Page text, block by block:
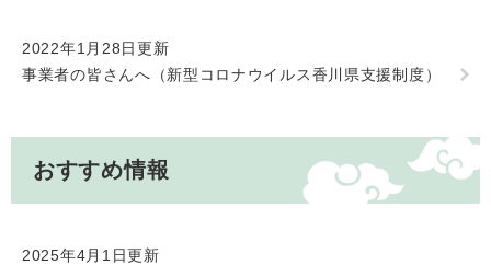
2022年1月28日更新
事業者の皆さんへ（新型コロナウイルス香川県支援制度）
おすすめ情報
2025年4月1日更新